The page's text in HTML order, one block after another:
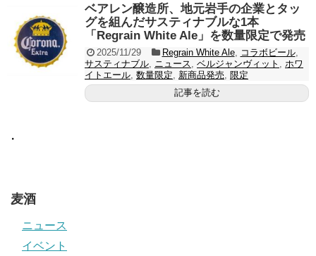
ベアレン醸造所、地元岩手の企業とタッ
グを組んだサスティナブルな1本
「Regrain White Ale」を数量限定で発売
2025/11/29 Regrain White Ale, コラボビール,
サスティナブル, ニュース, ベルジャンヴィット , ホワ
イトエール, 数量限定, 新商品発売, 限定
記事を読む
・
麦酒
ニュース
イベント